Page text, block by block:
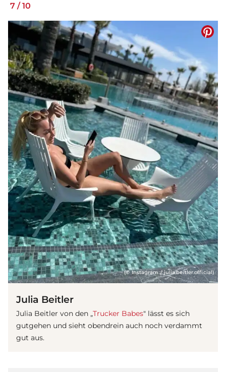
7 /10
(© Instagram / julia.beitler.official)
Julia Beitler
Julia Beitler von den „Trucker Babes" lässt es sich
gutgehen und sieht obendrein auch noch verdammt
gut aus.